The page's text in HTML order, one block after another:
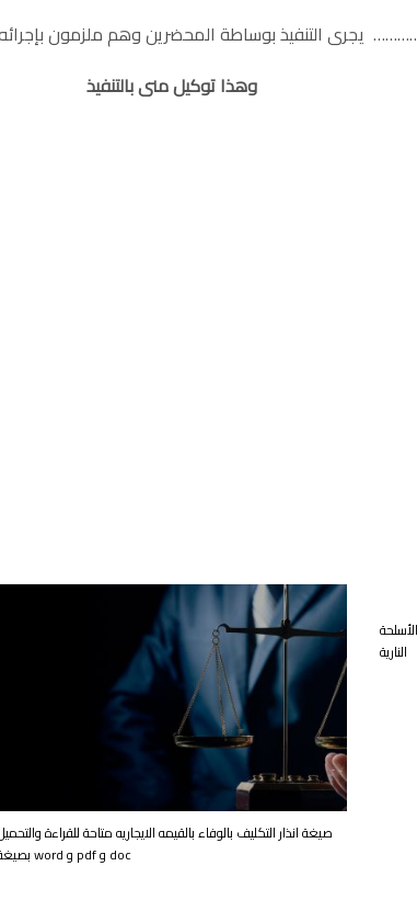
سلمهم السند التنفيذى ……………………… “
وهذا توكيل منى بالتنفيذ
صيغة انذار التكليف بالوفاء بالقيمه الايجاريه متاحة للقراءة
بصيغة word و pdf و doc
الأسلحة
النارية